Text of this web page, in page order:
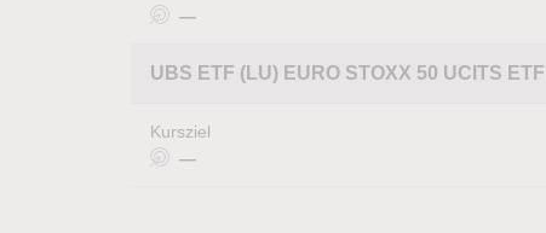
—
UBS ETF (LU) EURO STOXX 50 UCITS
Kursziel
—